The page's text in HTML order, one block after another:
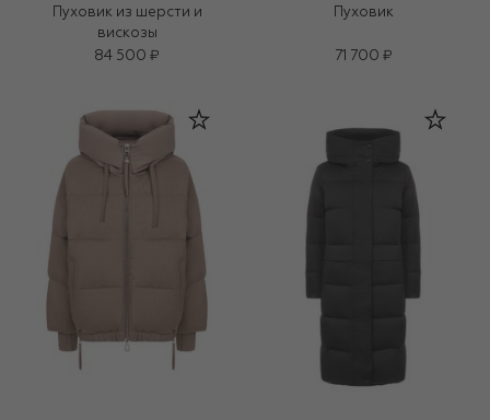
Пуховик из шерсти и
вискозы
84 500 ₽
Пуховик
71 700 ₽